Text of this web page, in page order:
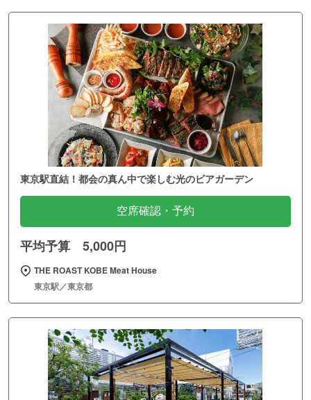
東京駅直結！都会の真ん中で楽しむ光のビアガーデン
空席確認・予約
平均予算 5,000円
THE ROAST KOBE Meat House
東京駅／東京都